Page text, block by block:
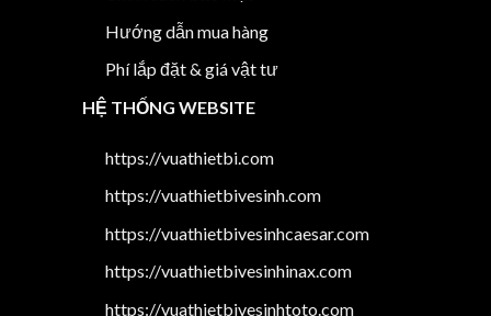
Hướng dẫn mua hàng
Phí lắp đặt & giá vật tư
HỆ THỐNG WEBSITE
https://vuathietbi.com
https://vuathietbivesinh.com
https://vuathietbivesinhcaesar.com
https://vuathietbivesinhinax.com
https://vuathietbivesinhtoto.com